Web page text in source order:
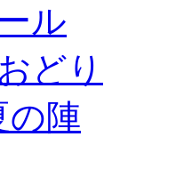
ル
どり
の陣